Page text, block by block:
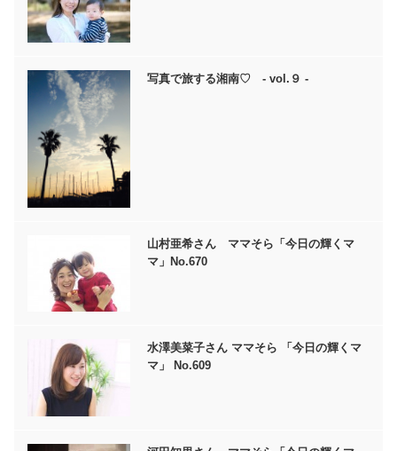
写真で旅する湘南♡ - vol.９ -
山村亜希さん ママそら「今日の輝くマ
マ」No.670
水澤美菜子さん ママそら 「今日の輝くマ
マ」 No.609